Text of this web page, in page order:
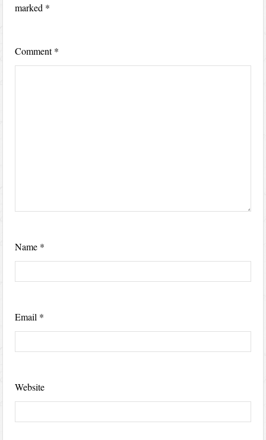
marked *
Comment*
Name *
Email *
Website